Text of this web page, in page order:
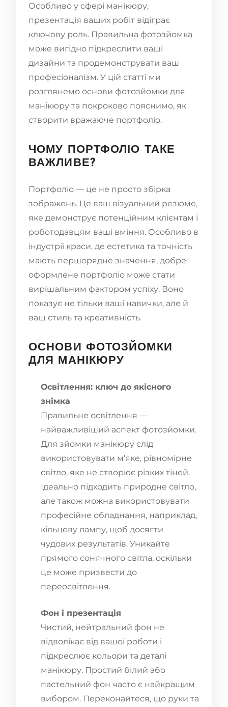
Особливо у сфері манікюру,
презентація ваших робіт відіграє
ключову роль. Правильна фотозйомка
може вигідно підкреслити ваші
дизайни та продемонструвати ваш
професіоналізм. У цій статті ми
розглянемо основи фотозйомки для
манікюру та покроково пояснимо, як
створити вражаюче портфоліо.
ЧОМУ ПОРТФОЛІО ТАКЕ
ВАЖЛИВЕ?
Портфоліо — це не просто збірка
зображень. Це ваш візуальний резюме,
яке демонструє потенційним клієнтам і
роботодавцям ваші вміння. Особливо в
індустрії краси, де естетика та точність
мають першорядне значення, добре
оформлене портфоліо може стати
вирішальним фактором успіху. Воно
показує не тільки ваші навички, але й
ваш стиль та креативність.
ОСНОВИ ФОТОЗЙОМКИ
ДЛЯ МАНІКЮРУ
Освітлення: ключ до якісного
знімка
Правильне освітлення —
найважливіший аспект фотозйомки.
Для зйомки манікюру слід
використовувати м’яке, рівномірне
світло, яке не створює різких тіней.
Ідеально підходить природне світло,
але також можна використовувати
професійне обладнання, наприклад,
кільцеву лампу, щоб досягти
чудових результатів. Уникайте
прямого сонячного світла, оскільки
це може призвести до
переосвітлення.
Фон і презентація
Чистий, нейтральний фон не
відволікає від вашої роботи і
підкреслює кольори та деталі
манікюру. Простий білий або
пастельний фон часто є найкращим
вибором. Переконайтеся, що руки та